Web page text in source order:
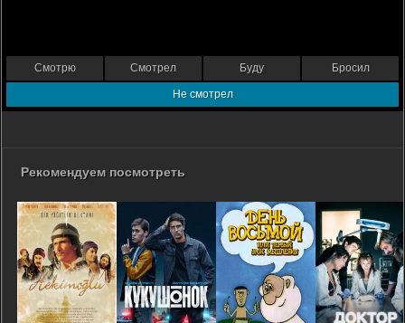
Смотрю Смотрел Буду Бросил
Не смотрел
Рекомендуем посмотреть